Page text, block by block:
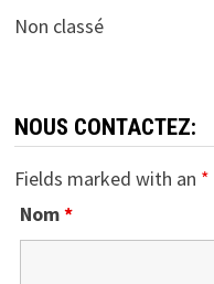
Non classé
NOUS CONTACTEZ:
Fields marked with an *
Nom*